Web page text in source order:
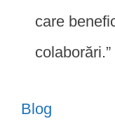
care
colaborări.”
Blog